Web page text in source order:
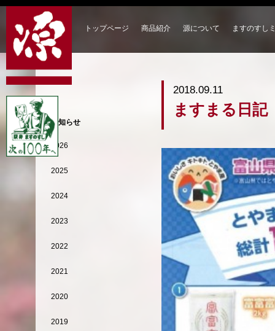
トップページ 商品紹介 源について ますのすし
2018.09.11
ますまる日記
お知らせ
2026
2025
2024
2023
2022
2021
2020
2019